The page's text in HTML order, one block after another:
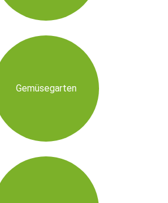
Gemüsegarten